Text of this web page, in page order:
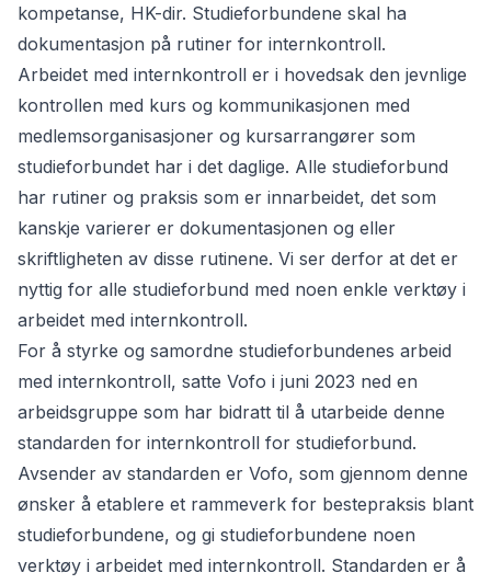
kompetanse, HK-dir. Studieforbundene skal ha
dokumentasjon på rutiner for internkontroll.
Arbeidet med internkontroll er i hovedsak den jevnlige
kontrollen med kurs og kommunikasjonen med
medlemsorganisasjoner og kursarrangører som
studieforbundet har i det daglige. Alle studieforbund
har rutiner og praksis som er innarbeidet, det som
kanskje varierer er dokumentasjonen og eller
skriftligheten av disse rutinene. Vi ser derfor at det er
nyttig for alle studieforbund med noen enkle verktøy i
arbeidet med internkontroll.
For å styrke og samordne studieforbundenes arbeid
med internkontroll, satte Vofo i juni 2023 ned en
arbeidsgruppe som har bidratt til å utarbeide denne
standarden for internkontroll for studieforbund.
Avsender av standarden er Vofo, som gjennom denne
ønsker å etablere et rammeverk for bestepraksis blant
studieforbundene, og gi studieforbundene noen
verktøy i arbeidet med internkontroll. Standarden er å